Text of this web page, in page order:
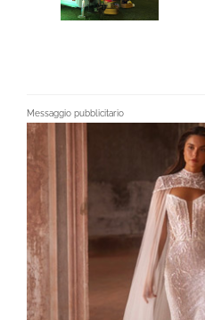
Messaggio pubblicitario